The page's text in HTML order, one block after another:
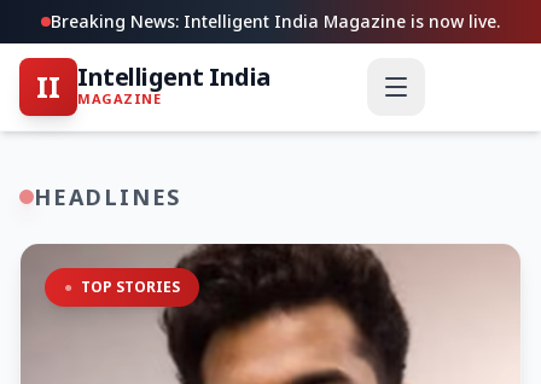
Breaking News: Intelligent India Magazine is now live.
II Intelligent India
MAGAZINE
HEADLINES
● TOP STORIES